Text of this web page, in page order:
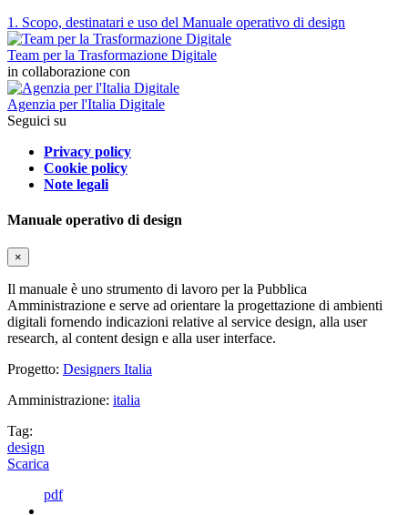
1. Scopo, destinatari e uso del Manuale operativo di design
Team per la Trasformazione Digitale
in collaborazione con
Agenzia per l'Italia Digitale
Seguici su
Privacy policy
Cookie policy
Note legali
Manuale operativo di design
×
Il manuale è uno strumento di lavoro per la Pubblica
Amministrazione e serve ad orientare la progettazione di ambienti
digitali fornendo indicazioni relative al service design, alla user
research, al content design e alla user interface.
Progetto: Designers Italia
Amministrazione: italia
Tag:
design
Scarica
pdf